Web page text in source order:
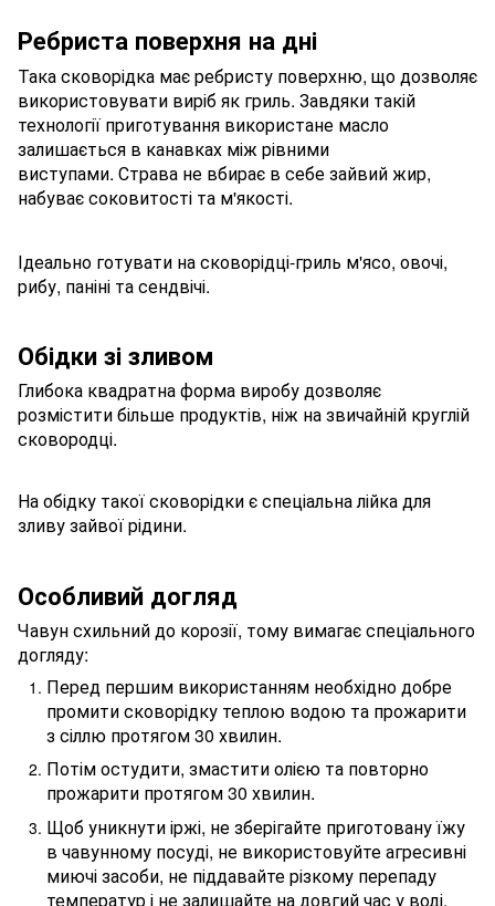
Ребриста поверхня на дні
Така сковорідка має ребристу поверхню, що дозволяє
використовувати виріб як гриль. Завдяки такій
технології приготування використане масло
залишається в канавках між рівними
виступами. Страва не вбирає в себе зайвий жир,
набуває соковитості та м'якості.
Ідеально готувати на сковорідці-гриль м'ясо, овочі,
рибу, паніні та сендвічі.
Обідки зі зливом
Глибока квадратна форма виробу дозволяє
розмістити більше продуктів, ніж на звичайній круглій
сковородці.
На обідку такої сковорідки є спеціальна лійка для
зливу зайвої рідини.
Особливий догляд
Чавун схильний до корозії, тому вимагає спеціального
догляду:
Перед першим використанням необхідно добре
промити сковорідку теплою водою та прожарити
з сіллю протягом 30 хвилин.
Потім остудити, змастити олією та повторно
прожарити протягом 30 хвилин.
Щоб уникнути іржі, не зберігайте приготовану їжу
в чавунному посуді, не використовуйте агресивні
миючі засоби, не піддавайте різкому перепаду
температур і не залишайте на довгий час у воді.